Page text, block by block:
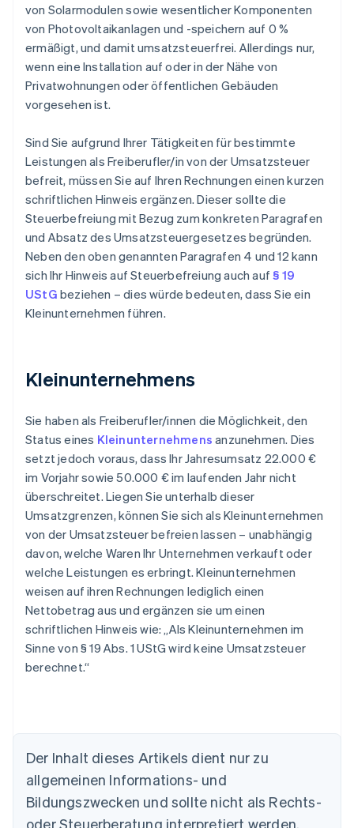
von Solarmodulen sowie wesentlicher Komponenten
von Photovoltaikanlagen und -speichern auf 0 %
ermäßigt, und damit umsatzsteuerfrei. Allerdings nur,
wenn eine Installation auf oder in der Nähe von
Privatwohnungen oder öffentlichen Gebäuden
vorgesehen ist.
Sind Sie aufgrund Ihrer Tätigkeiten für bestimmte
Leistungen als Freiberufler/in von der Umsatzsteuer
befreit, müssen Sie auf Ihren Rechnungen einen kurzen
schriftlichen Hinweis ergänzen. Dieser sollte die
Steuerbefreiung mit Bezug zum konkreten Paragrafen
und Absatz des Umsatzsteuergesetzes begründen.
Neben den oben genannten Paragrafen 4 und 12 kann
sich Ihr Hinweis auf Steuerbefreiung auch auf§ 19
UStG beziehen – dies würde bedeuten, dass Sie ein
Kleinunternehmen führen.
Kleinunternehmens
Sie haben als Freiberufler/innen die Möglichkeit, den
Status eines Kleinunternehmens anzunehmen. Dies
setzt jedoch voraus, dass Ihr Jahresumsatz 22.000 €
im Vorjahr sowie 50.000 € im laufenden Jahr nicht
überschreitet. Liegen Sie unterhalb dieser
Umsatzgrenzen, können Sie sich als Kleinunternehmen
von der Umsatzsteuer befreien lassen – unabhängig
davon, welche Waren Ihr Unternehmen verkauft oder
welche Leistungen es erbringt. Kleinunternehmen
weisen auf ihren Rechnungen lediglich einen
Nettobetrag aus und ergänzen sie um einen
schriftlichen Hinweis wie: „Als Kleinunternehmen im
Sinne von § 19 Abs. 1 UStG wird keine Umsatzsteuer
berechnet.“
Der Inhalt dieses Artikels dient nur zu
allgemeinen Informations- und
Bildungszwecken und sollte nicht als Rechts-
oder Steuerberatung interpretiert werden.
Australien